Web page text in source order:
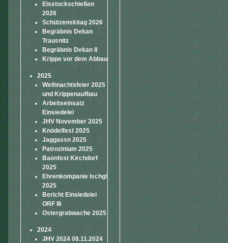
Eisstockschießen
2026
Schützenskitag 2026
Begräbnis Dekan
Trausnitz
Begräbnis Dekan II
Krippe vor dem Abbau
2025
Weihnachtsfeier 2025
und Krippenaufbau
Arbeitseinsatz
Einsiedelei
JHV November 2025
Knödelfest 2025
Jaggassn 2025
Patrozinium 2025
Baonfest Kirchdorf
2025
Ehrenkompanie Ischgl
2025
Bericht Einsiedelei
ORF III
Ostergrabwache 2025
2024
JHV 2024 08.11.2024